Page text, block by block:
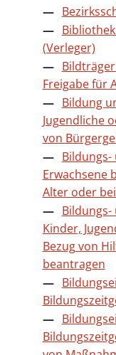
(Verleger)
Freigabe für
Bildung
Jugendliche
von
Erwachsene
Alter oder
Kinder,
Bezug von
beantragen